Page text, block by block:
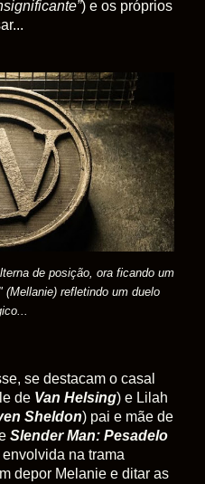
) e os próprios
de posição, ora ficando um
(Mellanie) refletindo um duelo
se destacam o casal
de Van Helsing) e Lilah
Sheldon) pai e mãe de
Slender Man: Pesadelo
na trama
depor Melanie e ditar as